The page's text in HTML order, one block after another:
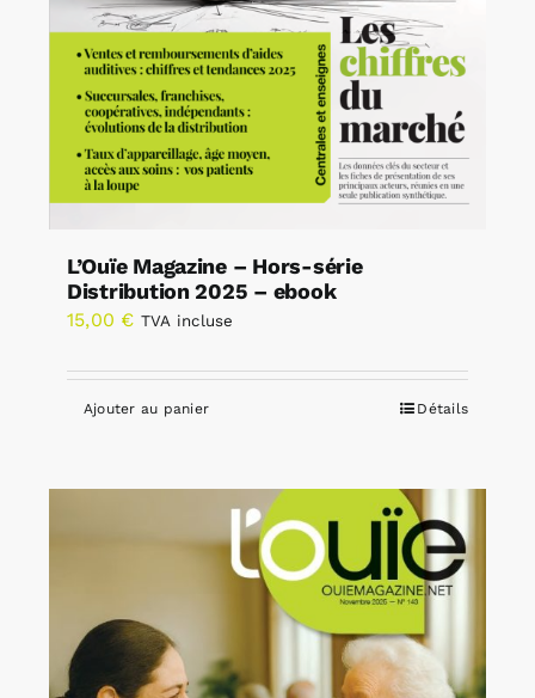
L’Ouïe Magazine – Hors-série
Distribution 2025 – ebook
15,00 € TVA incluse
Ajouter au panier Détails